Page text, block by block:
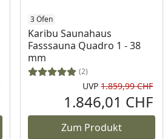
Preis
3 Öfen
Karibu Saunahaus
Fasssauna Quadro 1 - 38
mm
(2)
UVP 1.859,99 CHF
1.846,01 CHF
Zum Produkt